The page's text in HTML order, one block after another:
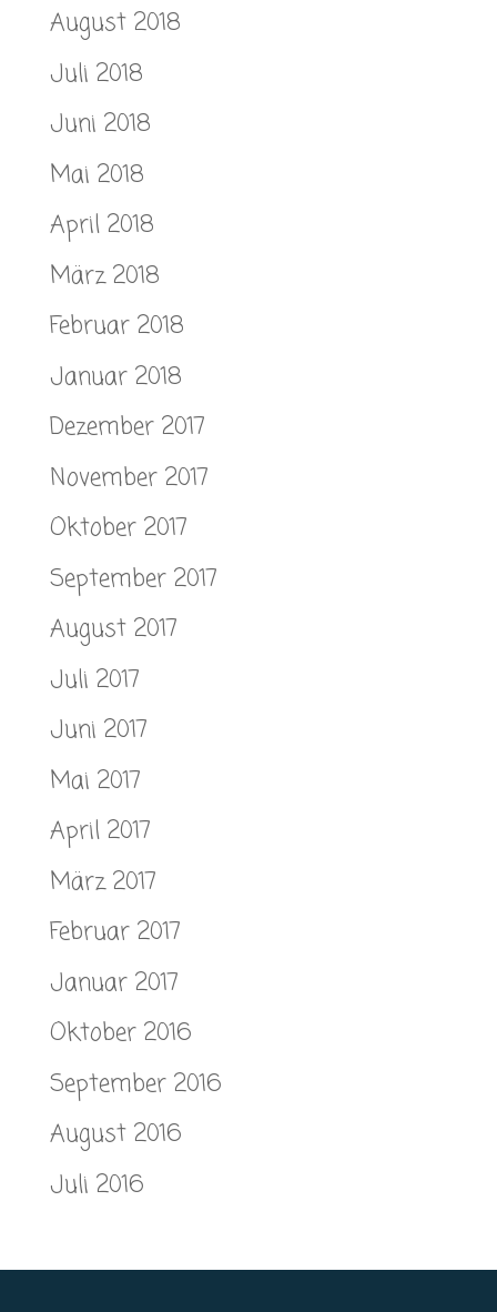
August 2018
Juli 2018
Juni 2018
Mai 2018
April 2018
März 2018
Februar 2018
Januar 2018
Dezember 2017
November 2017
Oktober 2017
September 2017
August 2017
Juli 2017
Juni 2017
Mai 2017
April 2017
März 2017
Februar 2017
Januar 2017
Oktober 2016
September 2016
August 2016
Juli 2016